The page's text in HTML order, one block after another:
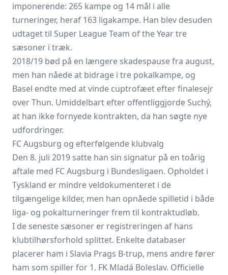
imponerende: 265 kampe og 14 mål i alle
turneringer, heraf 163 ligakampe. Han blev desuden
udtaget til Super League Team of the Year tre
sæsoner i træk.
2018/19 bød på en længere skadespause fra august,
men han nåede at bidrage i tre pokalkampe, og
Basel endte med at vinde cuptrofæet efter finalesejr
over Thun. Umiddelbart efter offentliggjorde Suchý,
at han ikke fornyede kontrakten, da han søgte nye
udfordringer.
FC Augsburg og efterfølgende klubvalg
Den 8. juli 2019 satte han sin signatur på en toårig
aftale med FC Augsburg i Bundesligaen. Opholdet i
Tyskland er mindre veldokumenteret i de
tilgængelige kilder, men han opnåede spilletid i både
liga- og pokalturneringer frem til kontraktudløb.
I de seneste sæsoner er registreringen af hans
klubtilhørsforhold splittet. Enkelte databaser
placerer ham i Slavia Prags B-trup, mens andre fører
ham som spiller for 1. FK Mladá Boleslav. Officielle